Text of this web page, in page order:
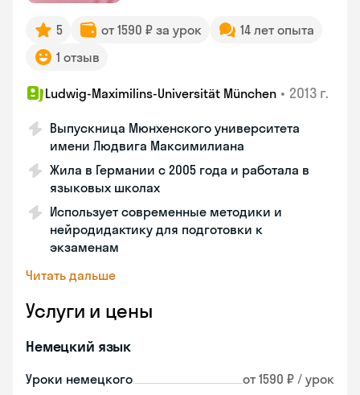
5 от 1590 ₽ за урок
14 лет опыта
1 отзыв
Ludwig-Maximilins-Universität München • 2013 г.
Выпускница Мюнхенского университета
имени Людвига Максимилиана
Жила в Германии с 2005 года и работала в
языковых школах
Использует современные методики и
нейродидактику для подготовки к
экзаменам
Читать дальше
Услуги и цены
Немецкий язык
Уроки немецкого от 1590 ₽ / урок